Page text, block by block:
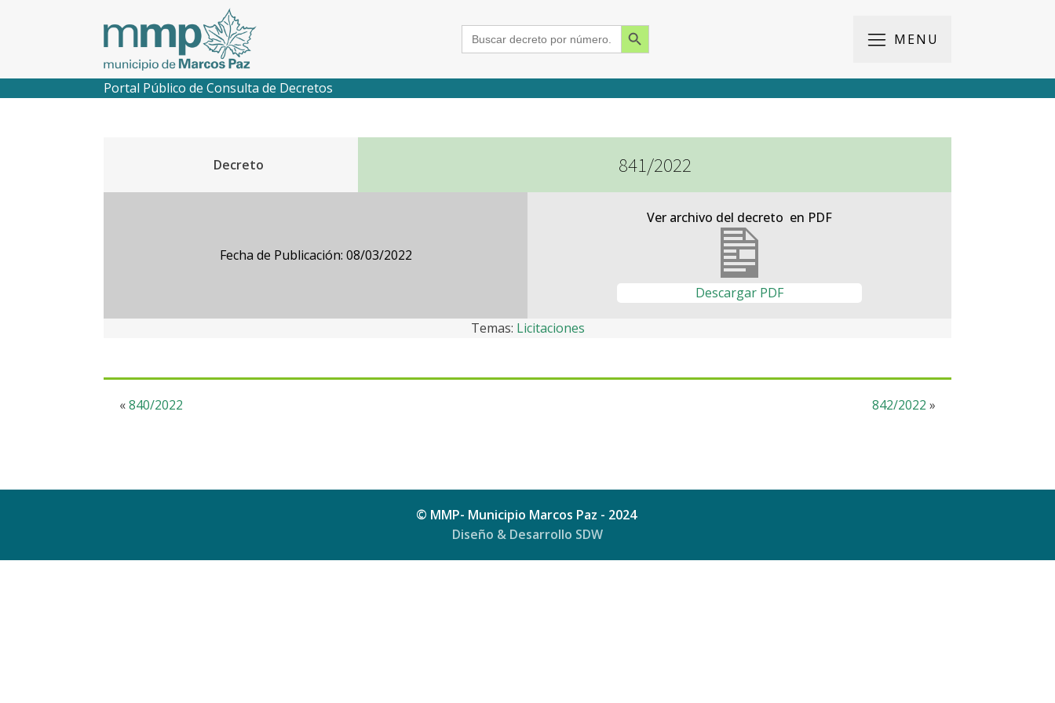
Search
for:
Search Button
MENU
2018
2017
2016
2015
Portal Público de Consulta de Decretos
Decreto 841/2022
Fecha de Publicación: 08/03/2022
Ver archivo del decreto en PDF
Descargar PDF
Temas: Licitaciones
«840/2022 842/2022 »
© MMP- Municipio Marcos Paz - 2024
Diseño & Desarrollo SDW